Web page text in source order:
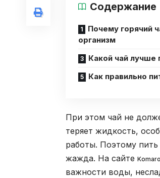
Содержание
Почему горячий
организм
Какой чай лучше
Как правильно
При этом чай не
теряет жидкость,
работы. Поэтому пить
жажда. На сайте
важности воды,